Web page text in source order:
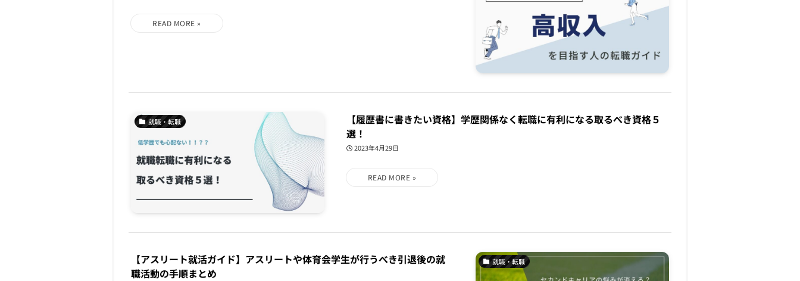
就職・転職
【履歴書に書きたい資格】学歴関係なく転職に有利になる取るべき資格５
選！
2023年4月29日
就職・転職
【アスリート就活ガイド】アスリートや体育会学生が行うべき引退後の就
職活動の手順まとめ